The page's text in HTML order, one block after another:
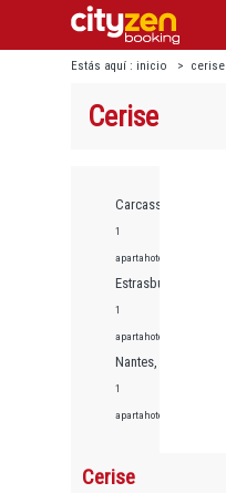
Estás aquí : inicio > cerise
Cerise
Carcassonne,
1
apartahoteles
Estrasburgo,
1
apartahoteles
Nantes,
1
apartahoteles
Cerise